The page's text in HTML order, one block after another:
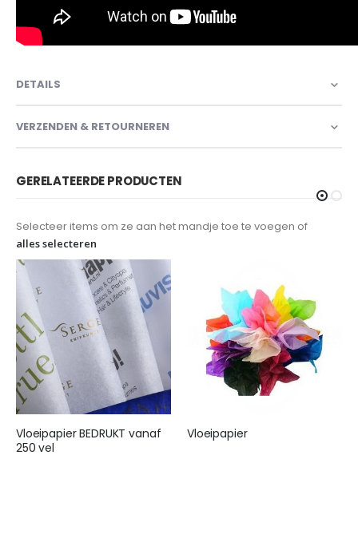
DETAILS
VERZENDEN & RETOURNEREN
GERELATEERDE PRODUCTEN
Selecteer items om ze aan het mandje toe te voegen of
alles selecteren
Vloeipapier BEDRUKT vanaf
250 vel
Vloeipapier